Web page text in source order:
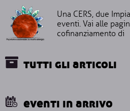
Una CERS, due
eventi. Vai alle
cofinanziamento di
tutti gli articoli
eventi in arrivo